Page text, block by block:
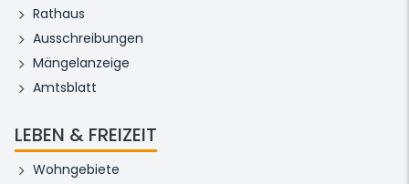
Rathaus
Ausschreibungen
Mängelanzeige
Amtsblatt
LEBEN & FREIZEIT
Wohngebiete